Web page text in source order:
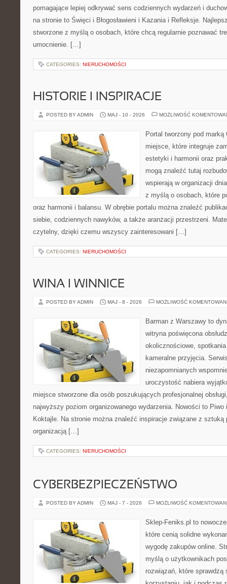
pomagające lepiej odkrywać sens codziennych wydarzeń i
na stronie to Święci i Błogosławieni i Kazania i Refleksje.
stworzone z myślą o osobach, które chcą regularnie poznawać
umocnienie. […]
CATEGORIES: NIERUCHOMOŚCI
HISTORIE I INSPIRACJE
POSTED BY ADMIN MAJ - 10 - 2026 MOŻLIWOŚĆ
Portal tworzony pod
miejsce, które integruje
estetyki i harmonii oraz
mogą znaleźć tutaj
wspierają w organizacji
z myślą o osobach, które
oraz harmonii i balansu. W obrębie portalu można znaleźć
siebie, codziennych nawyków, a także aranżacji przestrzeni.
czytelny, dzięki czemu wszyscy zainteresowani […]
CATEGORIES: NIERUCHOMOŚCI
WINA I WINNICE
POSTED BY ADMIN MAJ - 8 - 2026 MOŻLIWOŚĆ
Barman z Warszawy to
witryna poświęcona
okolicznościowe,
kameralne przyjęcia.
niezapomnianych
uroczystość nabiera
miejsce stworzone dla osób poszukujących profesjonalnej
najwyższy poziom organizowanego wydarzenia. Nowości to
Koktajle. Na stronie można znaleźć inspiracje związane z sztuką
organizacją […]
CATEGORIES: NIERUCHOMOŚCI
CYBERBEZPIECZEŃSTWO
POSTED BY ADMIN MAJ - 7 - 2026 MOŻLIWOŚĆ
Sklep-Feniks.pl to
które cenią solidne
wygodę zakupów online.
myślą o użytkownikach
rozwiązań, które sprawdzą